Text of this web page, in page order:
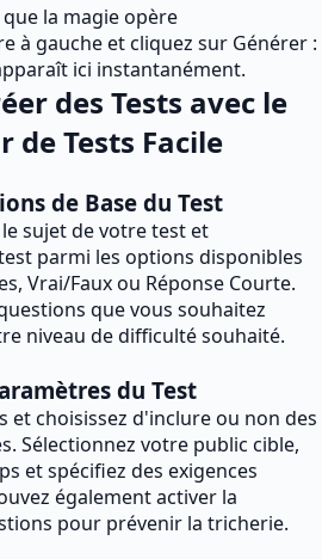
que la magie opère
à gauche et cliquez sur Générer :
ici instantanément.
des Tests avec le
de Tests Facile
de Base du Test
sujet de votre test et
parmi les options disponibles
Vrai/Faux ou Réponse Courte.
que vous souhaitez
niveau de difficulté souhaité.
du Test
et choisissez d'inclure ou non des
Sélectionnez votre public cible,
et spécifiez des exigences
également activer la
pour prévenir la tricherie.